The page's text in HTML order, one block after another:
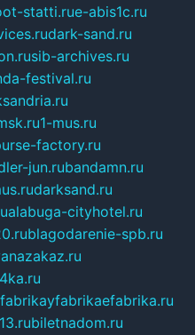
statti.rue-abis1c.ru
dark-sand.ru
sib-archives.ru
festival.ru
1-mus.ru
factory.ru
jun.rubandamn.ru
darksand.ru
alabuga-cityhotel.ru
blagodarenie-spb.ru
fabrikayfabrikaefabrika.ru
biletnadom.ru